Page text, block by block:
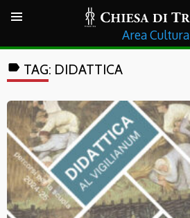
Cultura
label TAG: DIDATTICA